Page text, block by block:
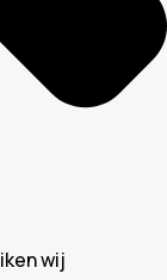
wij